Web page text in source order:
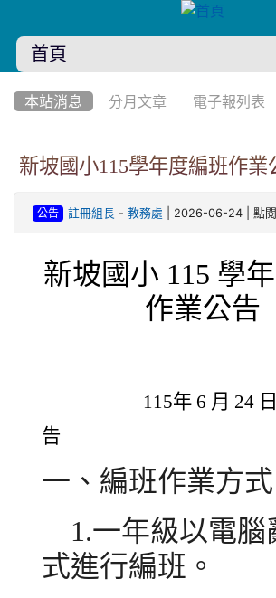
首頁
本站消息 分月文章 電子報列表
新坡國小115學年度編班作業
公告 註冊組長- 教務處 | 2026-06-24 | 點
新坡國小 115 學
作業公告
115年 6 月 24
告
一、編班作業方式
1.一年級以電腦
式進行編班。